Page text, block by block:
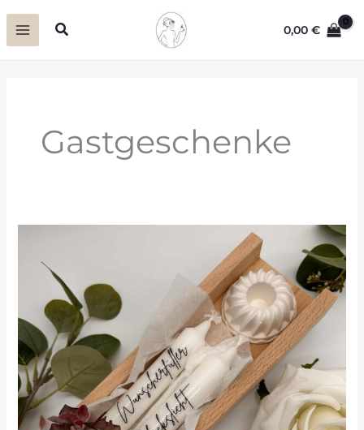
Inhalt
Suchen 0,00€
Gastgeschenke